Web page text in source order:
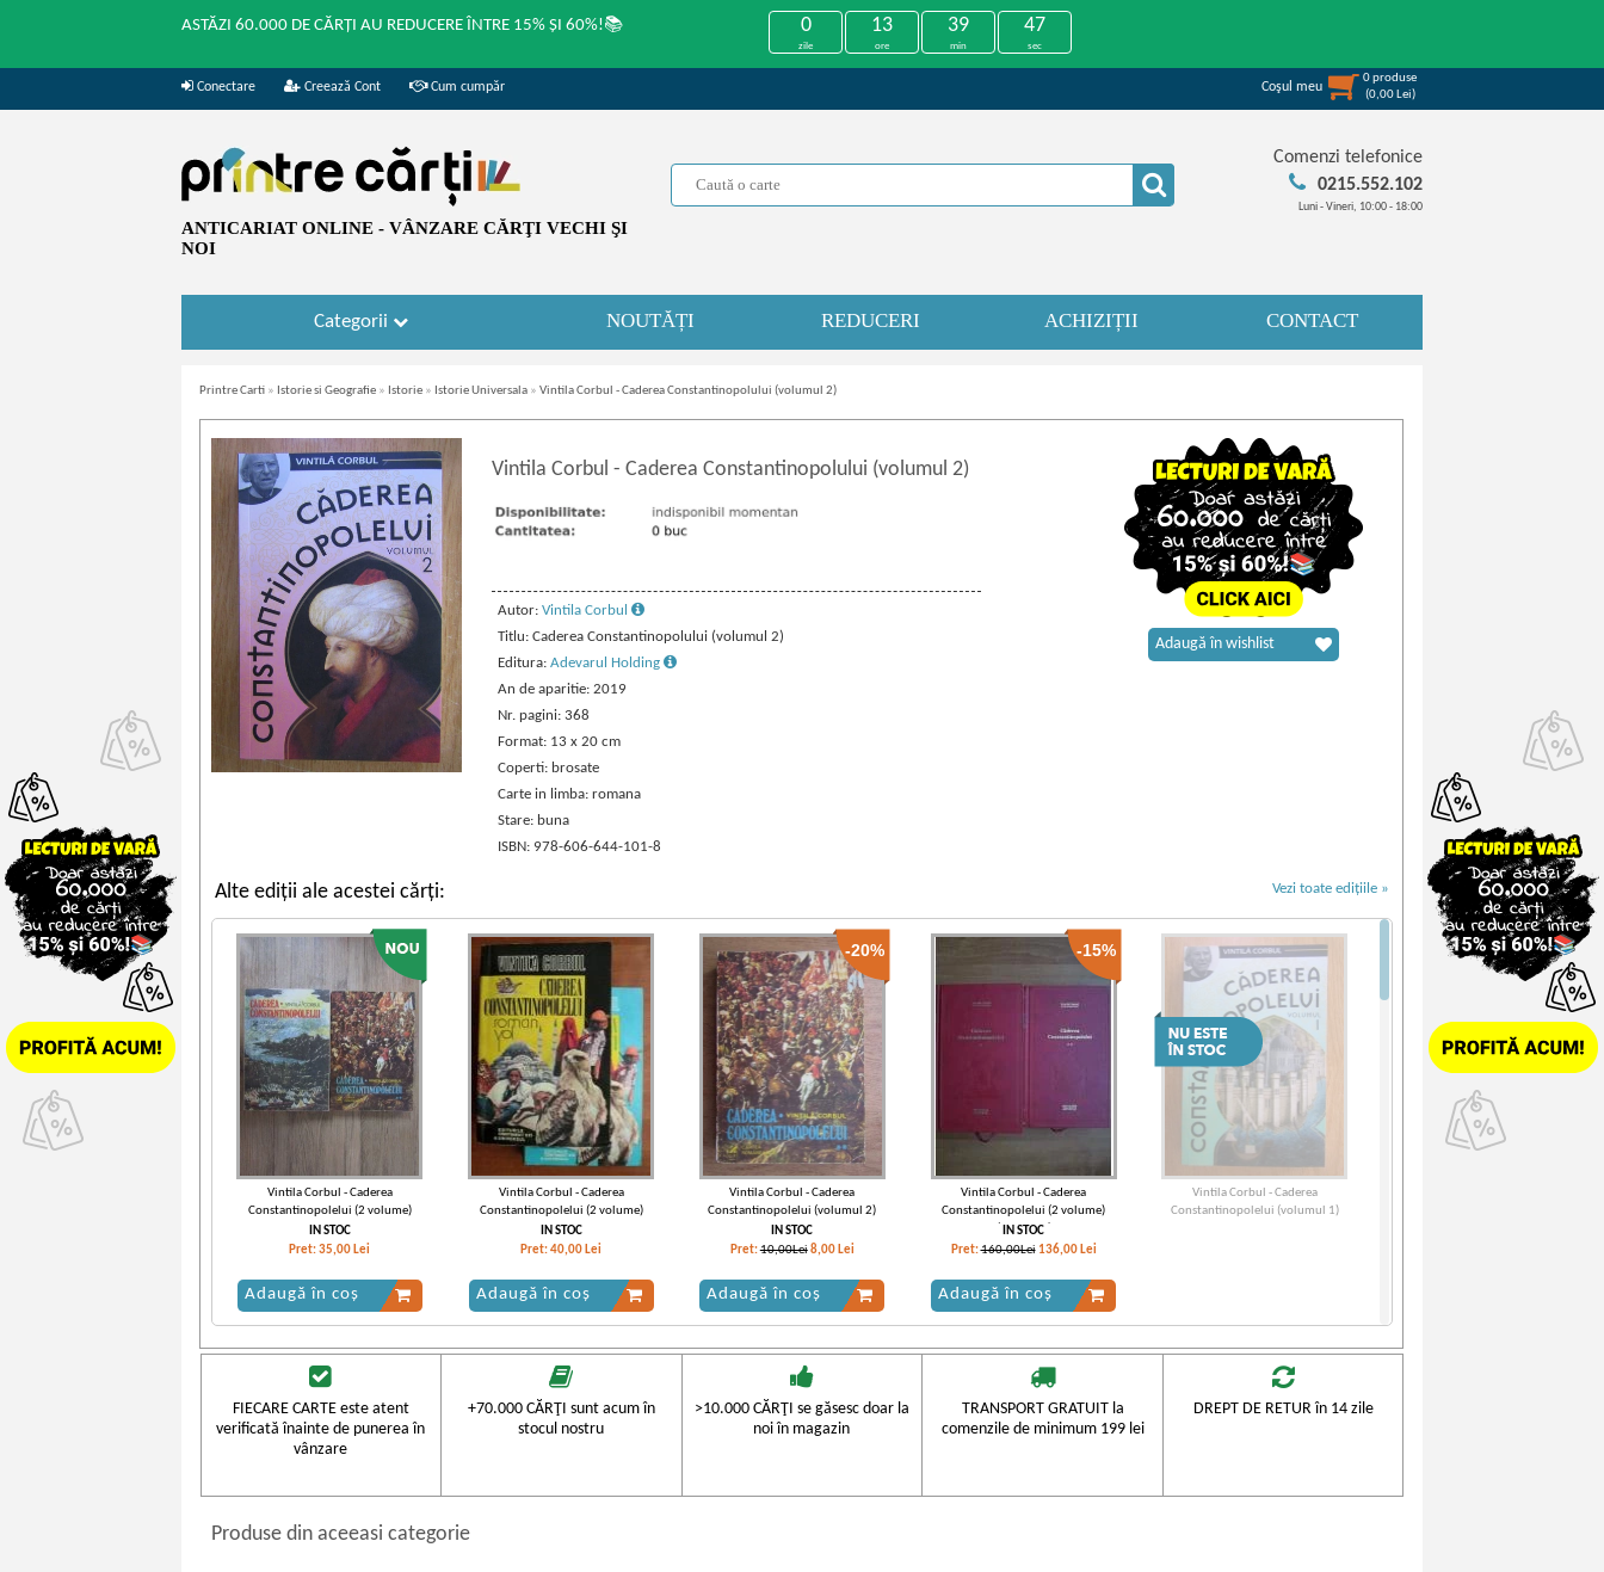
ASTĂZI 60.000 DE CĂRȚI AU REDUCERE ÎNTRE 15% ȘI 60%!📚 0
zile
13
ore
39
min
47
sec
Conectare Creează Cont Cum cumpăr Coşul meu
0produse
(0,00 Lei)
ANTICARIAT ONLINE - VÂNZARE CĂRŢI VECHI ŞI
NOI
Comenzi telefonice
0215.552.102
Luni - Vineri, 10:00 - 18:00
Categorii NOUTĂȚI REDUCERI ACHIZIȚII CONTACT
Printre Carti » Istorie si Geografie » Istorie » Istorie Universala » Vintila Corbul - Caderea Constantinopolului (volumul 2)
Vintila Corbul - Caderea Constantinopolului (volumul 2)
Autor: Vintila Corbul
Titlu: Caderea Constantinopolului (volumul 2)
Editura: Adevarul Holding
An de aparitie: 2019
Nr. pagini: 368
Format: 13 x 20 cm
Coperti: brosate
Carte in limba: romana
Stare: buna
ISBN: 978-606-644-101-8
Adaugă în wishlist
Alte ediții ale acestei cărți: Vezi toate edițiile »
Vintila Corbul - Caderea
Constantinopolelui (2 volume)
IN STOC
Pret:35,00 Lei
Adaugă în coș
Vintila Corbul - Caderea
Constantinopolelui (2 volume)
IN STOC
Pret:40,00 Lei
Adaugă în coș
-20%
Vintila Corbul - Caderea
Constantinopolelui (volumul 2)
IN STOC
Pret:10,00Lei 8,00 Lei
Adaugă în coș
-15%
Vintila Corbul - Caderea
Constantinopolelui (2 volume)
(Adevarul)
IN STOC
Pret:160,00Lei 136,00 Lei
Adaugă în coș
Vintila Corbul - Caderea
Constantinopolelui (volumul 1)
FIECARE CARTE este atent
verificată înainte de punerea în
vânzare
+70.000 CĂRŢI sunt acum în
stocul nostru
>10.000 CĂRŢI se găsesc doar la
noi în magazin
TRANSPORT GRATUIT la
comenzile de minimum 199 lei
DREPT DE RETUR în 14 zile
Produse din aceeasi categorie